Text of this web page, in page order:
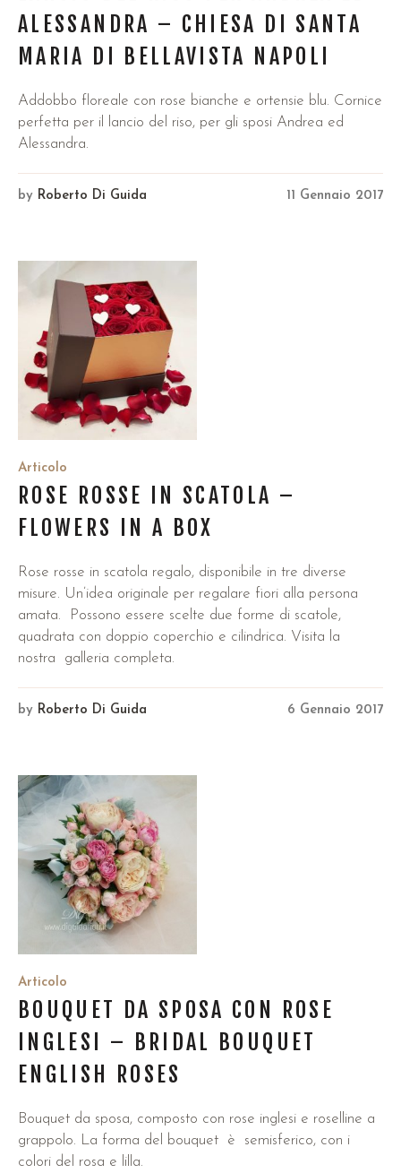
ALESSANDRA – CHIESA DI SANTA
MARIA DI BELLAVISTA NAPOLI
Addobbo floreale con rose bianche e ortensie blu. Cornice
perfetta per il lancio del riso, per gli sposi Andrea ed
Alessandra.
11 Gennaio 2017
by Roberto Di Guida
Articolo
ROSE ROSSE IN SCATOLA –
FLOWERS IN A BOX
Rose rosse in scatola regalo, disponibile in tre diverse
misure. Un’idea originale per regalare fiori alla persona
amata. Possono essere scelte due forme di scatole,
quadrata con doppio coperchio e cilindrica. Visita la
nostra galleria completa.
6 Gennaio 2017
by Roberto Di Guida
Articolo
BOUQUET DA SPOSA CON ROSE
INGLESI – BRIDAL BOUQUET
ENGLISH ROSES
Bouquet da sposa, composto con rose inglesi e roselline a
grappolo. La forma del bouquet è semisferico, con i
colori del rosa e lilla.